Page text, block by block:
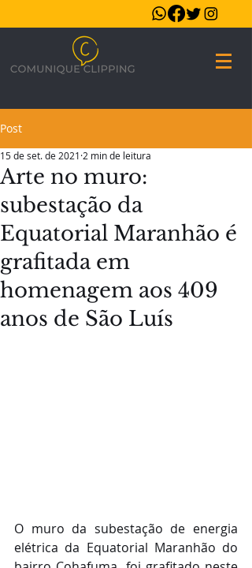
Post
Arte no muro:
subestação da
Equatorial Maranhão é
grafitada em
homenagem aos 409
anos de São Luís
15 de set. de 2021 2 min de leitura
O muro da subestação de energia
elétrica da Equatorial Maranhão do